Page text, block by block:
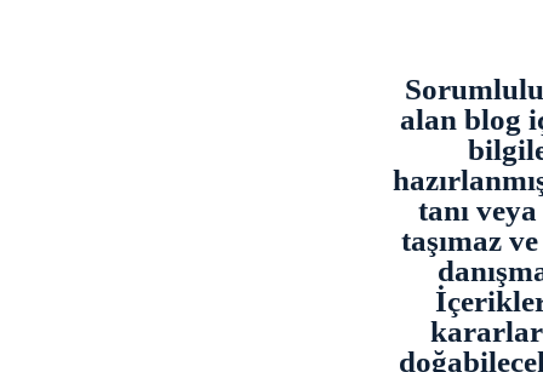
alan blog
tanı
taşımaz